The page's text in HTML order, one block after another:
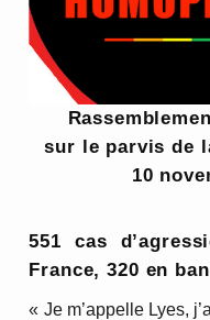
sur le parvis de
10
551 cas
France, 320 en
« Je m’appelle Lyes,